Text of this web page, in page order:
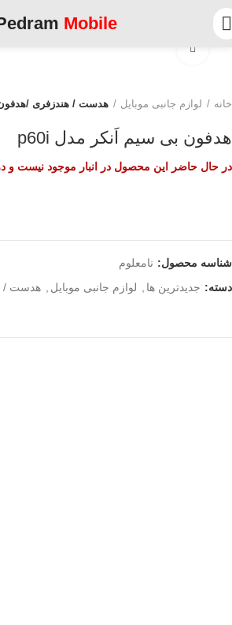
Mobile
خانه لوازم جانبی موبایل هدست / هندزفری /هدفون
هدفون بی سیم اَنکر مدل p60i
در حال حاضر این محصول در انبار موجود نیست
شناسه محصول: نامعلوم
دسته: جدیدترین ها لوازم جانبی موبایل هدست /